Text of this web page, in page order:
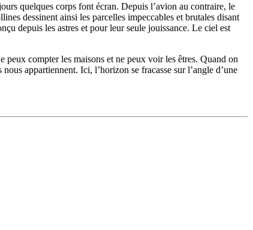
quelques corps font écran. Depuis l’avion au contraire, le
dessinent ainsi les parcelles impeccables et brutales disant
depuis les astres et pour leur seule jouissance. Le ciel est
peux compter les maisons et ne peux voir les êtres. Quand on
appartiennent. Ici, l’horizon se fracasse sur l’angle d’une